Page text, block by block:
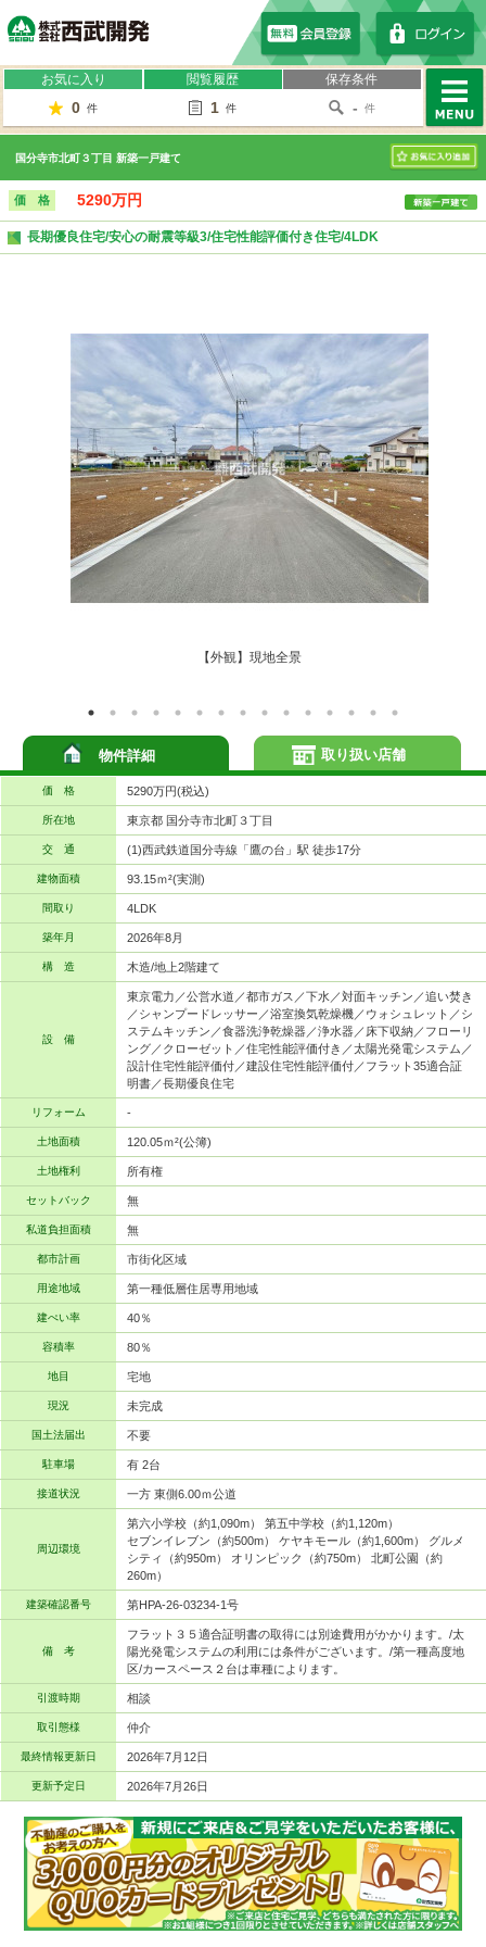
お気に入り
0 件
閲覧履歴
1 件
保存条件
- 件
MENU
国分寺市北町３丁目 新築一戸建て
お気に入り
価 格 5290万円
長期優良住宅/安心の耐震等級3/住宅性能評価付き住宅/4LDK
【外観】現地全景
物件詳細
価 格 5290万円(税込)
所在地 東京都 国分寺市北町３丁目
交 通 (1)西武鉄道国分寺線「鷹の台」駅 徒歩17分
建物面積 93.15ｍ²(実測)
間取り 4LDK
築年月 2026年8月
構 造 木造/地上2階建て
設 備
東京電力／公営水道／都市ガス／下水／対面キッチン／追い焚き
／シャンプードレッサー／浴室換気乾燥機／ウォシュレット／シ
ステムキッチン／食器洗浄乾燥器／浄水器／床下収納／フローリ
ング／クローゼット／住宅性能評価付き／太陽光発電システム／
設計住宅性能評価付／建設住宅性能評価付／フラット35適合証
明書／長期優良住宅
リフォーム -
土地面積 120.05ｍ²(公簿)
土地権利 所有権
セットバック 無
私道負担面積 無
都市計画 市街化区域
用途地域 第一種低層住居専用地域
建ぺい率 40％
容積率 80％
地目 宅地
現況 未完成
国土法届出 不要
駐車場 有 2台
接道状況 一方 東側6.00ｍ公道
周辺環境
第六小学校（約1,090m） 第五中学校（約1,120m）
セブンイレブン（約500m） ケヤキモール（約1,600m） グルメ
シティ（約950m） オリンピック（約750m） 北町公園（約
260m）
建築確認番号 第HPA-26-03234-1号
備 考
フラット３５適合証明書の取得には別途費用がかかります。/太
陽光発電システムの利用には条件がございます。/第一種高度地
区/カースペース２台は車種によります。
引渡時期 相談
取引態様 仲介
最終情報更新日 2026年7月12日
更新予定日 2026年7月26日
取り扱い店舗